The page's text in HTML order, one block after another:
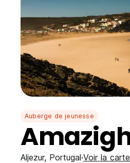
Auberge de jeunesse
Aljezur, Portugal Voir la carte